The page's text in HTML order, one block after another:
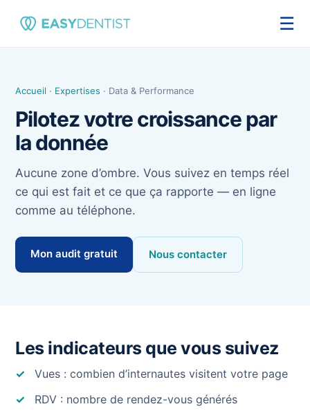
☰
Accueil · Expertises · Data & Performance
Pilotez votre croissance par
la donnée
Aucune zone d’ombre. Vous suivez en temps réel
ce qui est fait et ce que ça rapporte — en ligne
comme au téléphone.
Mon audit gratuit Nous contacter
Les indicateurs que vous suivez
Vues : combien d’internautes visitent votre page
RDV : nombre de rendez-vous générés